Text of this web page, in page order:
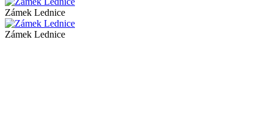
Zámek Lednice
Zámek Lednice